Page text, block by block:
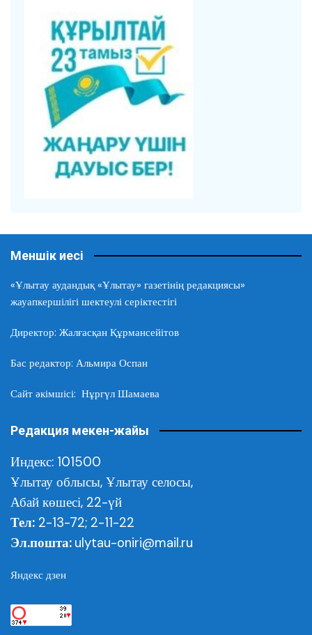
Меншік иесі
«Ұлытау аудандық «Ұлытау» газетінің редакциясы»
жауапкершілігі шектеулі серіктестігі
Директор: Жалғасқан Құрмансейітов
Бас редактор: Альмира Оспан
Сайт әкімшісі: Нұргүл Шамаева
Редакция мекен-жайы
Индекс: 101500
Ұлытау облысы, Ұлытау селосы,
Абай көшесі, 22-үй
Тел: 2-13-72; 2-11-22
Эл.пошта: ulytau-oniri@mail.ru
Яндекс дзен